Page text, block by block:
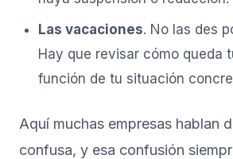
Las vacaciones. No las des
Hay que revisar cómo queda
función de tu situación
Aquí muchas empresas hablan
confusa, y esa confusión